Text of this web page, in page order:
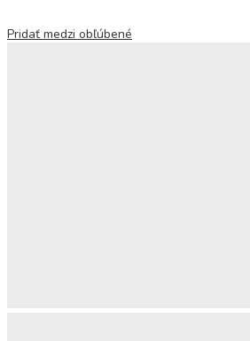
Pridať medzi obľúbené